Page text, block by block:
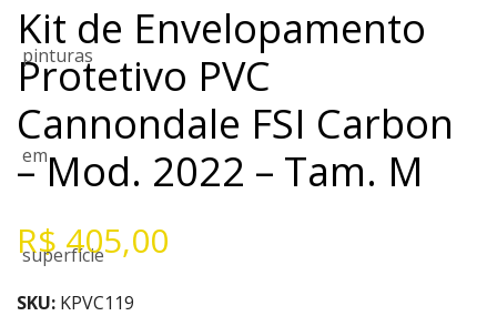
Kit de Envelopamento
Protetivo PVC
Cannondale FSI Carbon
– Mod. 2022 – Tam. M
R$405,00
SKU: KPVC119